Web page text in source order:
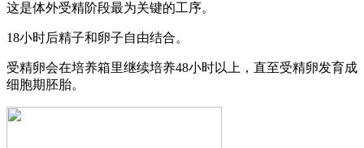
这是体外受精阶段最为关键的工序。
18小时后精子和卵子自由结合。
受精卵会在培养箱里继续培养48小时以上，直至受精卵发育成
细胞期胚胎。